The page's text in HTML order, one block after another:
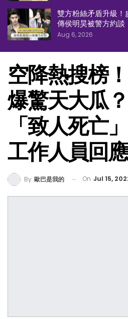
雙方粉絲矛盾升級！
傳侯明昊被警方約談
Aug 6, 2026
空降熱搜榜
爆驚天大瓜
「致人死亡
工作人員回
By 歐巴是我的 On Jul 15,